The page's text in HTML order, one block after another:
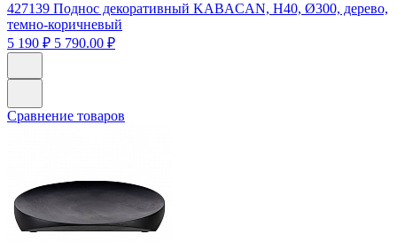
427139 Поднос декоративный KABACAN, H40, Ø300, дерево,
темно-коричневый
5 190 ₽ 5 790.00 ₽
Сравнение товаров